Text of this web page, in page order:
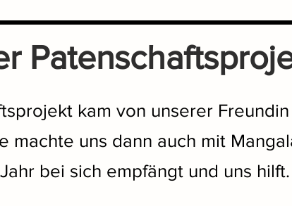
kam von unserer
machte uns dann auch mit
bei sich empfängt und uns hilft.